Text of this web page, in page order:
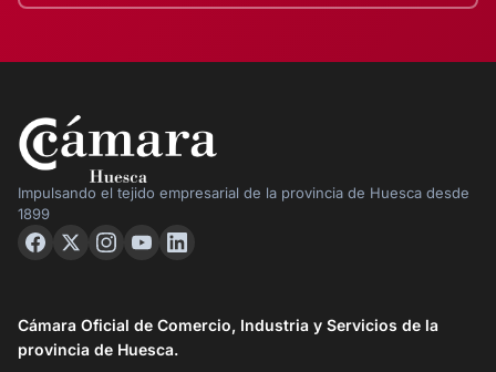
Impulsando el tejido empresarial de la provincia de Huesca desde
1899
Cámara Oficial de Comercio, Industria y Servicios de la
provincia de Huesca.